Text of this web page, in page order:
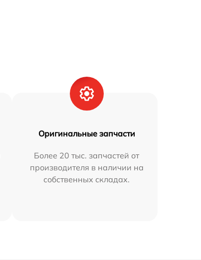
Оригинальные запчасти
Более 20 тыс. запчастей от
производителя в наличии на
собственных складах.